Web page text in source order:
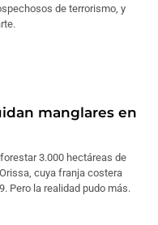
de terrorismo, y
manglares en
3.000 hectáreas de
cuya franja costera
Pero la realidad pudo más.